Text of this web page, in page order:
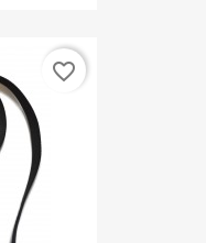
favorite_border